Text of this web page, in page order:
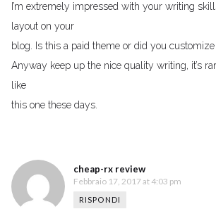
I’m extremely impressed with your writing
layout on your
blog. Is this a paid theme or did you
Anyway keep up the nice quality writing, it’s
like
this one these days.
cheap-rx review
Febbraio 17, 2017 at 4:03 pm
RISPONDI